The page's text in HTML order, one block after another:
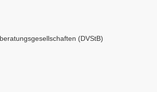
(DVStB)